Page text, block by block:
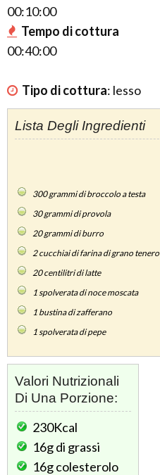
00:10:00
Tempo di cottura
00:40:00
Tipo di cottura: lesso
Lista Degli Ingredienti
300grammi di broccolo a testa
30grammi di provola
20grammi di burro
2cucchiai di farina di grano tenero
20centilitri di latte
1spolverata di noce moscata
1 bustina di zafferano
1spolverata di pepe
Valori Nutrizionali
Di Una Porzione:
230Kcal
16gdi grassi
16gcolesterolo